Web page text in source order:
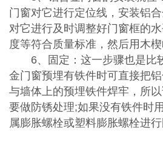
门窗对它进行定位线，安装铝
对它进行及时调整好门窗框的
度等符合质量标准，然后用木楔
6、固定：这一步骤也是比
金门窗预埋有铁件时可直接把
与墙体上的预埋铁件焊牢，所
要做防锈处理;如果没有铁件时
属膨胀螺栓或塑料膨胀螺栓进行